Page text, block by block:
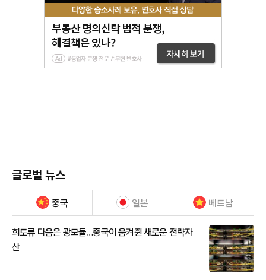
글로벌 뉴스
중국 일본 베트남
희토류 다음은 광모듈…중국이 움켜쥔 새로운 전략자
산